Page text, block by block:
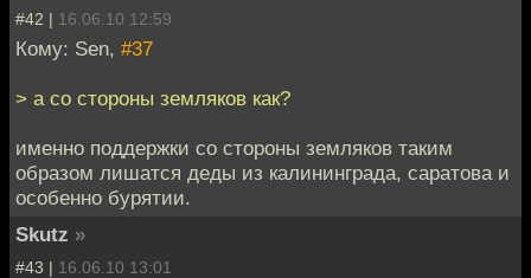
#42 | 16.06.10 12:59
Кому: Sen, #37
> а со стороны земляков как?
именно поддержки со стороны земляков таким
образом лишатся деды из калининграда, саратова и
особенно бурятии.
Skutz »
#43 | 16.06.10 13:01